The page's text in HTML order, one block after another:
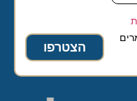
הצטרפו